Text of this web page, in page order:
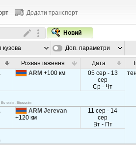
Додати транспорт
Новий
кузова Доп. параметри
Розвантаження Дата
ARM+100 км
05 сер - 13
сер
Ср - Чт
- Вірменія
ARM Jerevan
+120 км
11 сер - 14
сер
Вт - Пт